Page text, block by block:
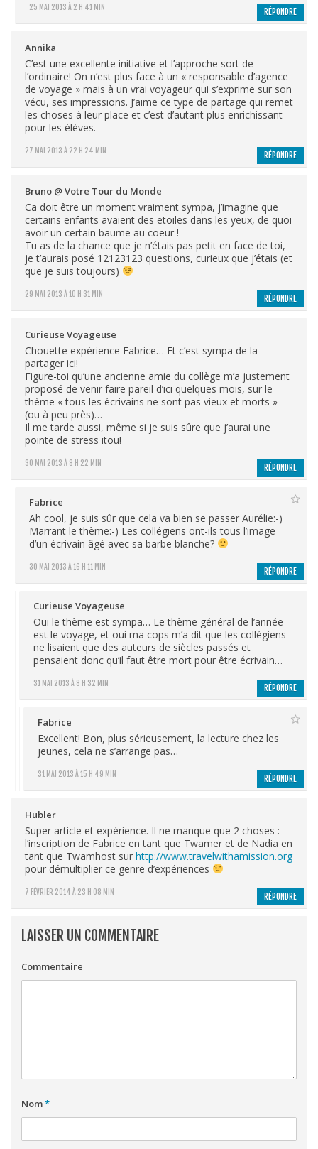
25 MAI 2013 À 2 H 41 MIN RÉPONDRE
Annika
27 MAI 2013 À 22 H 24 MIN
C’est une excellente initiative et l’approche sort de
l’ordinaire! On n’est plus face à un « responsable d’agence
de voyage » mais à un vrai voyageur qui s’exprime sur son
vécu, ses impressions. J’aime ce type de partage qui remet
les choses à leur place et c’est d’autant plus enrichissant
pour les élèves.
RÉPONDRE
Bruno @ Votre Tour du Monde
29 MAI 2013 À 10 H 31 MIN
Ca doit être un moment vraiment sympa, j’imagine que
certains enfants avaient des etoiles dans les yeux, de quoi
avoir un certain baume au coeur !
Tu as de la chance que je n’étais pas petit en face de toi,
je t’aurais posé 12123123 questions, curieux que j’étais (et
que je suis toujours)
RÉPONDRE
Curieuse Voyageuse
30 MAI 2013 À 8 H 22 MIN
Chouette expérience Fabrice… Et c’est sympa de la
partager ici!
Figure-toi qu’une ancienne amie du collège m’a justement
proposé de venir faire pareil d’ici quelques mois, sur le
thème « tous les écrivains ne sont pas vieux et morts »
(ou à peu près)…
Il me tarde aussi, même si je suis sûre que j’aurai une
pointe de stress itou!
RÉPONDRE
Fabrice
30 MAI 2013 À 16 H 11 MIN
Ah cool, je suis sûr que cela va bien se passer Aurélie:-)
Marrant le thème:-) Les collégiens ont-ils tous l’image
d’un écrivain âgé avec sa barbe blanche?
RÉPONDRE
Curieuse Voyageuse
31 MAI 2013 À 8 H 32 MIN
Oui le thème est sympa… Le thème général de l’année
est le voyage, et oui ma cops m’a dit que les collégiens
ne lisaient que des auteurs de siècles passés et
pensaient donc qu’il faut être mort pour être écrivain…
RÉPONDRE
Fabrice
31 MAI 2013 À 15 H 49 MIN
Excellent! Bon, plus sérieusement, la lecture chez les
jeunes, cela ne s’arrange pas…
RÉPONDRE
Hubler
7 FÉVRIER 2014 À 23 H 08 MIN
Super article et expérience. Il ne manque que 2 choses :
l’inscription de Fabrice en tant que Twamer et de Nadia en
tant que Twamhost sur http://www.travelwithamission.org
pour démultiplier ce genre d’expériences
RÉPONDRE
LAISSER UN COMMENTAIRE
Commentaire
Nom*